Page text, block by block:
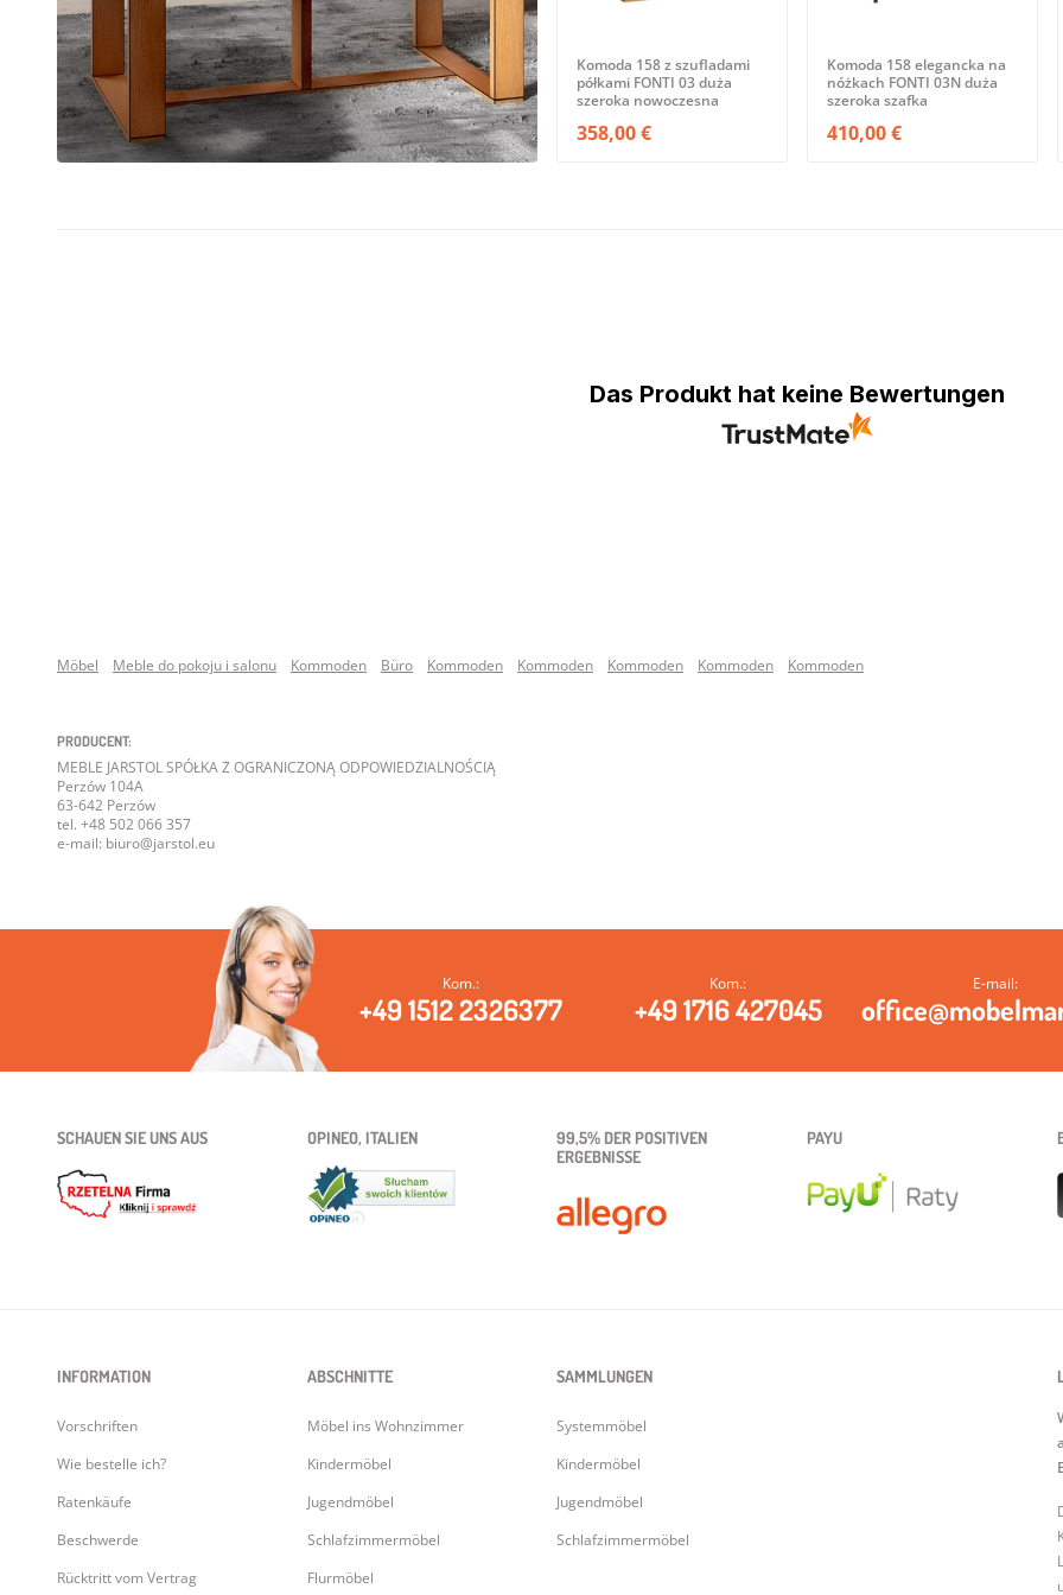
Komoda 158 z szufladami
półkami FONTI 03 duża
szeroka nowoczesna
358,00 €
Komoda 158 elegancka na
nóżkach FONTI 03N duża
szeroka szafka
410,00 €
Das Produkt hat keine Bewertungen
Möbel Meble do pokoju i salonu Kommoden Büro Kommoden Kommoden Kommoden Kommoden Kommoden
PRODUCENT:
MEBLE JARSTOL SPÓŁKA Z OGRANICZONĄ ODPOWIEDZIALNOŚCIĄ
Perzów 104A
63-642 Perzów
tel. +48 502 066 357
e-mail: biuro@jarstol.eu
Kom.:
+49 1512 2326377
Kom.:
+49 1716 427045
E‑mail:
SCHAUEN SIE UNS AUS OPINEO, ITALIEN
99,5% DER POSITIVEN
ERGEBNISSE
PAYU
INFORMATION
Vorschriften
Wie bestelle ich?
Ratenkäufe
Beschwerde
Rücktritt vom Vertrag
ABSCHNITTE
Möbel ins Wohnzimmer
Kindermöbel
Jugendmöbel
Schlafzimmermöbel
Flurmöbel
SAMMLUNGEN
Systemmöbel
Kindermöbel
Jugendmöbel
Schlafzimmermöbel